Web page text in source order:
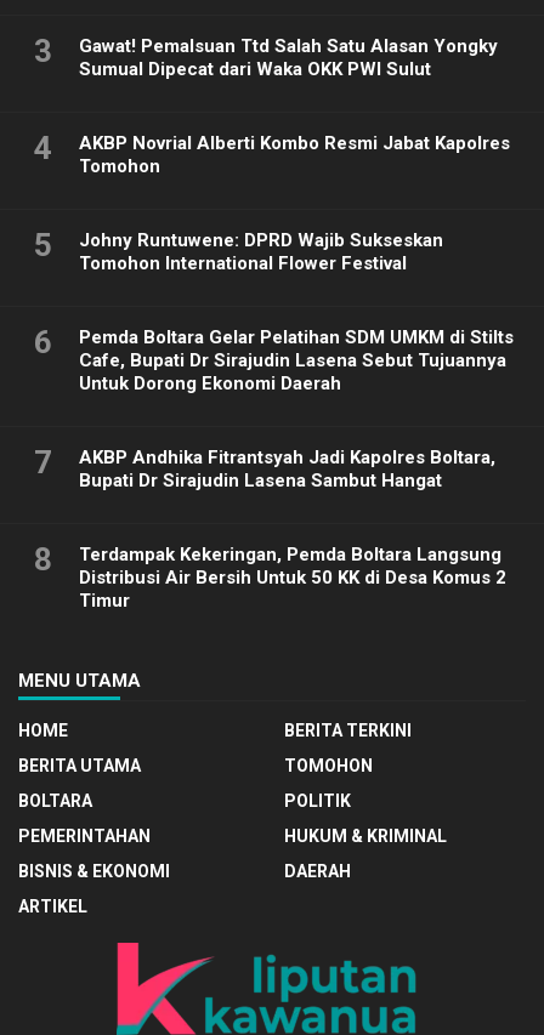
3
Gawat! Pemalsuan Ttd Salah Satu Alasan Yongky
Sumual Dipecat dari Waka OKK PWI Sulut
4
AKBP Novrial Alberti Kombo Resmi Jabat Kapolres
Tomohon
5
Johny Runtuwene: DPRD Wajib Sukseskan
Tomohon International Flower Festival
6
Pemda Boltara Gelar Pelatihan SDM UMKM di Stilts
Cafe, Bupati Dr Sirajudin Lasena Sebut Tujuannya
Untuk Dorong Ekonomi Daerah
7
AKBP Andhika Fitrantsyah Jadi Kapolres Boltara,
Bupati Dr Sirajudin Lasena Sambut Hangat
8
Terdampak Kekeringan, Pemda Boltara Langsung
Distribusi Air Bersih Untuk 50 KK di Desa Komus 2
Timur
MENU UTAMA
HOME
BERITA TERKINI
BERITA UTAMA
TOMOHON
BOLTARA
POLITIK
PEMERINTAHAN
HUKUM & KRIMINAL
BISNIS & EKONOMI
DAERAH
ARTIKEL